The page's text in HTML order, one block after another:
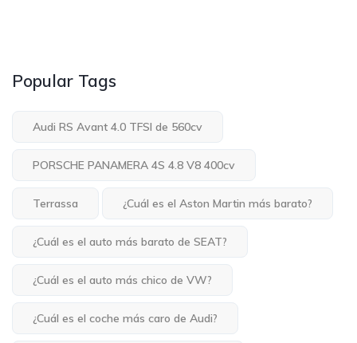
Popular Tags
Audi RS Avant 4.0 TFSI de 560cv
PORSCHE PANAMERA 4S 4.8 V8 400cv
Terrassa ¿Cuál es el Aston Martin más barato?
¿Cuál es el auto más barato de SEAT?
¿Cuál es el auto más chico de VW?
¿Cuál es el coche más caro de Audi?